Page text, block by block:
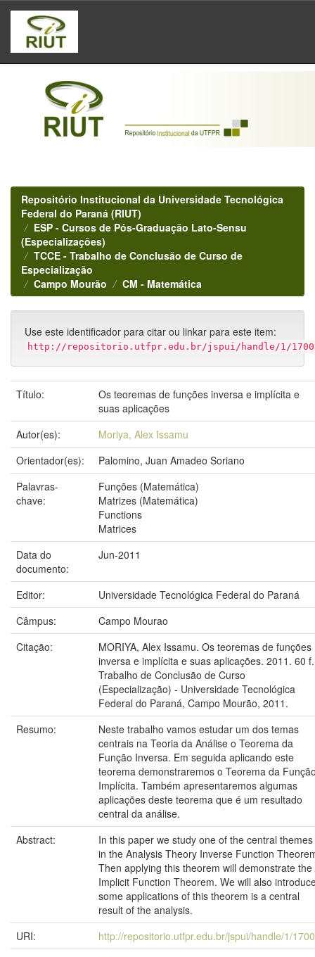
Skip
navigation
Repositório Institucional da Universidade Tecnológica
Federal do Paraná (RIUT)
ESP - Cursos de Pós-Graduação Lato-Sensu
(Especializações)
TCCE - Trabalho de Conclusão de Curso de
Especialização
Campo Mourão
CM - Matemática
Use este identificador para citar ou linkar para este item:
http://repositorio.utfpr.edu.br/jspui/handle/1/
Título:
Os teoremas de funções inversa e implícita e
suas aplicações
Autor(es):
Moriya, Alex Issamu
Orientador(es):
Palomino, Juan Amadeo Soriano
Palavras-
chave:
Funções (Matemática)
Matrizes (Matemática)
Functions
Matrices
Data do
documento:
Jun-2011
Editor:
Universidade Tecnológica Federal do Paraná
Câmpus:
Campo Mourao
Citação:
MORIYA, Alex Issamu. Os teoremas de funções
inversa e implícita e suas aplicações. 2011. 60 f.
Trabalho de Conclusão de Curso
(Especialização) - Universidade Tecnológica
Federal do Paraná, Campo Mourão, 2011.
Resumo:
Neste trabalho vamos estudar um dos temas
centrais na Teoria da Análise o Teorema da
Função Inversa. Em seguida aplicando este
teorema demonstraremos o Teorema da
Implícita. Também apresentaremos algumas
aplicações deste teorema que é um resultado
central da análise.
Abstract:
In this paper we study one of the central themes
in the Analysis Theory Inverse Function
Then applying this theorem will demonstrate the
Implicit Function Theorem. We will also
some applications of this theorem is a central
result of the analysis.
URI:
http://repositorio.utfpr.edu.br/jspui/handle/1/